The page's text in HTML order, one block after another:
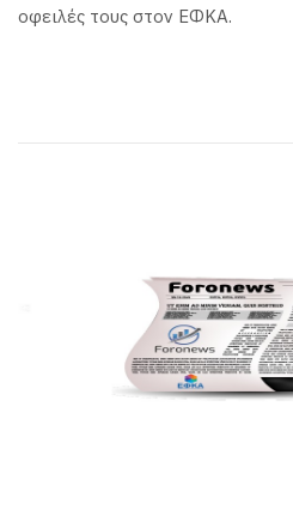
οφειλές τους στον ΕΦΚΑ.